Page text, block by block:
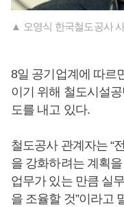
▲ 오영식 한국철도공사
8일 공기업계에 따르
이기 위해 철도시설
도를 내고 있다.
철도공사 관계자는 “
을 강화하려는 계획을
업무가 있는 만큼 실
을 조율할 것”이라고